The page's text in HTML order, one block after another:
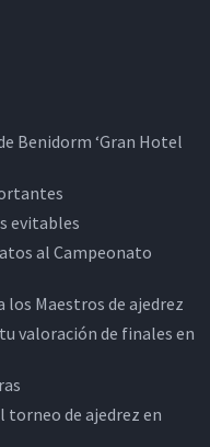
Benidorm ‘Gran Hotel
evitables
al Campeonato
los Maestros de ajedrez
valoración de finales en
torneo de ajedrez en